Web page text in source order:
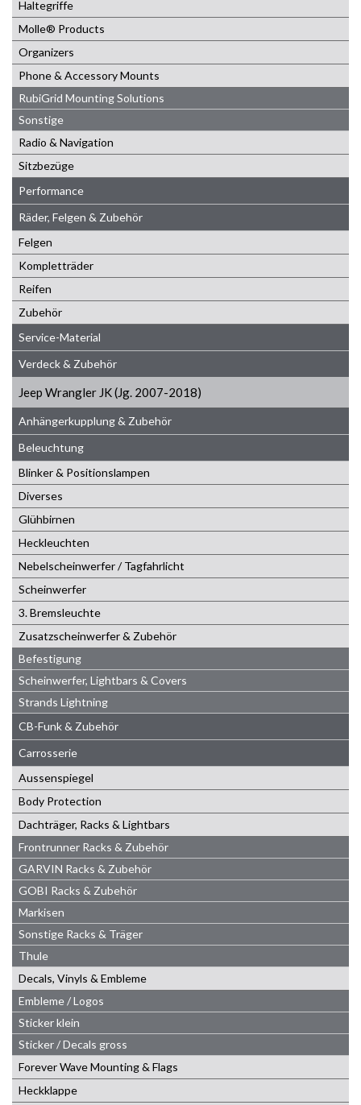
Haltegriffe
Molle® Products
Organizers
Phone & Accessory Mounts
RubiGrid Mounting Solutions
Sonstige
Radio & Navigation
Sitzbezüge
Performance
Räder, Felgen & Zubehör
Felgen
Kompletträder
Reifen
Zubehör
Service-Material
Verdeck & Zubehör
Jeep Wrangler JK (Jg. 2007-2018)
Anhängerkupplung & Zubehör
Beleuchtung
Blinker & Positionslampen
Diverses
Glühbirnen
Heckleuchten
Nebelscheinwerfer / Tagfahrlicht
Scheinwerfer
3. Bremsleuchte
Zusatzscheinwerfer & Zubehör
Befestigung
Scheinwerfer, Lightbars & Covers
Strands Lightning
CB-Funk & Zubehör
Carrosserie
Aussenspiegel
Body Protection
Dachträger, Racks & Lightbars
Frontrunner Racks & Zubehör
GARVIN Racks & Zubehör
GOBI Racks & Zubehör
Markisen
Sonstige Racks & Träger
Thule
Decals, Vinyls & Embleme
Embleme / Logos
Sticker klein
Sticker / Decals gross
Forever Wave Mounting & Flags
Heckklappe